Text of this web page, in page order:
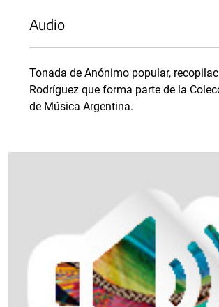
Audio
Tonada de Anónimo popular,
Rodríguez que forma parte de la
de Música Argentina.